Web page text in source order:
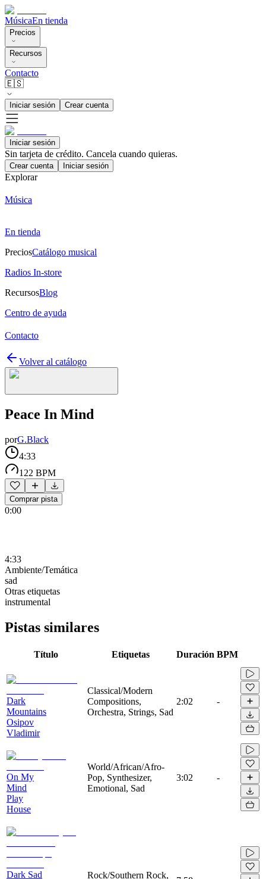
MúsicaEn tienda
Precios
Recursos
Contacto
🇪🇸
Iniciar sesión Crear cuenta
Iniciar sesión
Sin tarjeta de crédito. Cancela cuando quieras.
Crear cuenta Iniciar sesión
Explorar
Música
En tienda
PreciosCatálogo musical
Radios In-store
RecursosBlog
Centro de ayuda
Contacto
Volver al catálogo
Peace In Mind
porG.Black
4:33
122 BPM
Comprar pista
0:00
4:33
Ambiente/Temática
sad
Otras etiquetas
instrumental
Pistas similares
Título Etiquetas Duración BPM
Dark
Mountains
Osipov
Vladimir
Classical/Modern
Compositions,
Orchestra, Strings, Sad
2:02 -
On My
Mind
Play
House
World/African/Afro-
Pop, Synthesizer,
Emotional, Sad
3:02 -
Dark Sad
Rock/Southern Rock,